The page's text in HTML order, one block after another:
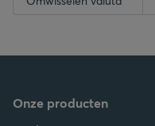
Onze producten